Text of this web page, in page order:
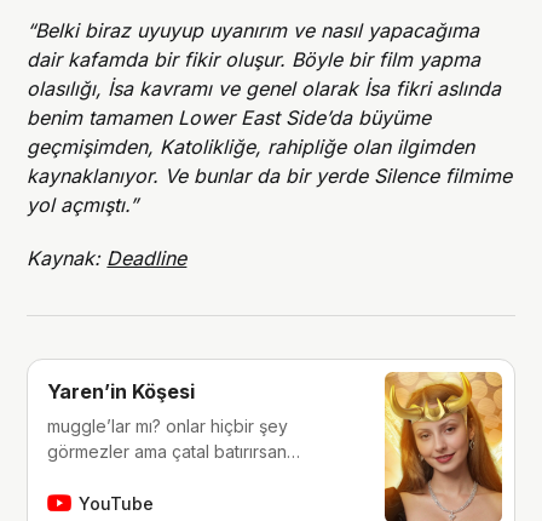
“Belki biraz uyuyup uyanırım ve nasıl yapacağıma
dair kafamda bir fikir oluşur. Böyle bir film yapma
olasılığı, İsa kavramı ve genel olarak İsa fikri aslında
benim tamamen Lower East Side’da büyüme
geçmişimden, Katolikliğe, rahipliğe olan ilgimden
kaynaklanıyor. Ve bunlar da bir yerde Silence filmime
yol açmıştı.”
Kaynak: Deadline
Yaren’in Köşesi
muggle’lar mı? onlar hiçbir şey
görmezler ama çatal batırırsan
çocukluğumdan beri tutkunu olduğum
YouTube